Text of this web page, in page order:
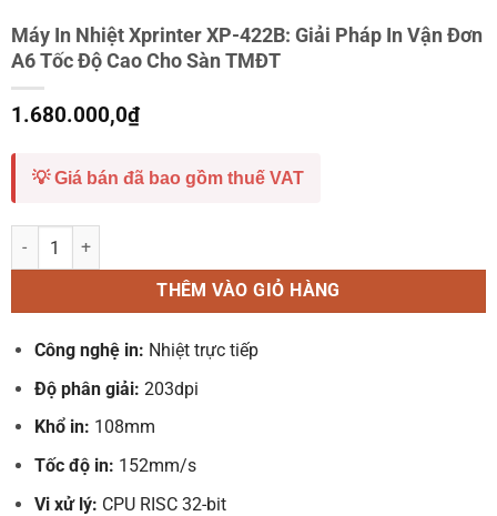
Máy In Nhiệt Xprinter XP-422B: Giải Pháp In Vận Đơn
A6 Tốc Độ Cao Cho Sàn TMĐT
1.680.000,0₫
💡 Giá bán đã bao gồm thuế VAT
Máy In Nhiệt Xprinter XP-422B: Giải Pháp In Vận Đơn A6 Tốc Độ Cao
THÊM VÀO GIỎ HÀNG
Công nghệ in: Nhiệt trực tiếp
Độ phân giải: 203dpi
Khổ in: 108mm
Tốc độ in: 152mm/s
Vi xử lý: CPU RISC 32-bit